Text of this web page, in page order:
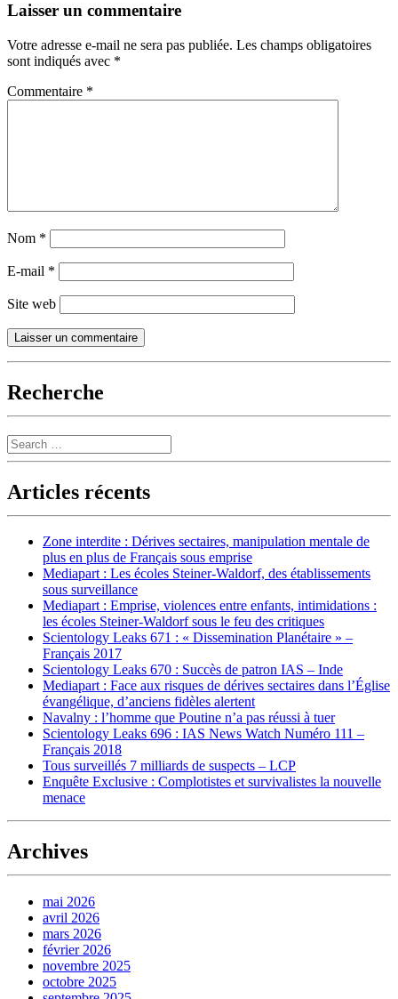
Laisser un commentaire
Votre adresse e-mail ne sera pas publiée. Les champs obligatoires
sont indiqués avec *
Commentaire *
Nom *
E-mail *
Site web
Recherche
Search
Articles récents
Zone interdite : Dérives sectaires, manipulation mentale de
plus en plus de Français sous emprise
Mediapart : Les écoles Steiner-Waldorf, des établissements
sous surveillance
Mediapart : Emprise, violences entre enfants, intimidations :
les écoles Steiner-Waldorf sous le feu des critiques
Scientology Leaks 671 : « Dissemination Planétaire » –
Français 2017
Scientology Leaks 670 : Succès de patron IAS – Inde
Mediapart : Face aux risques de dérives sectaires dans l’Église
évangélique, d’anciens fidèles alertent
Navalny : l’homme que Poutine n’a pas réussi à tuer
Scientology Leaks 696 : IAS News Watch Numéro 111 –
Français 2018
Tous surveillés 7 milliards de suspects – LCP
Enquête Exclusive : Complotistes et survivalistes la nouvelle
menace
Archives
mai 2026
avril 2026
mars 2026
février 2026
novembre 2025
octobre 2025